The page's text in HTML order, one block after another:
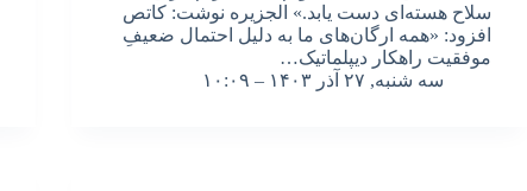
سلاح هسته‌ای دست یابد.» الجزیره نوشت: کاتص
افزود: «همه ارگان‌های ما به دلیل احتمال ضعیفِ
موفقیت راهکار دیپلماتیک…
سه شنبه, ۲۷ آذر ۱۴۰۳ – ۱۰:۰۹